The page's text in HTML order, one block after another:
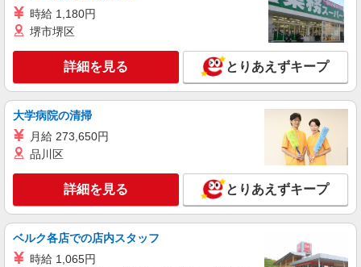
キープ 詳細を見る
algy イオンレイクタウンmori
子ども服販売スタッフ【1日7H・週3日／学生
歓迎】
時給1,350円 *入社日から3ヵ月は時給1,350円
*4ヵ月目以降：時給1,170円 試用期間あり（期間
中も同時給） 交通費別途支給（月4万円まで） ＜
月収例＞ 時給1,350円×実働7時間30分勤務×月12
日＝121,500円
埼玉県越谷市レイクタウン3丁目1-1 イオンレ
キープ 詳細を見る
アルバイト パート
algy イオンレイクタウンmori
時給 1,180円
堺市堺区
詳細を見る とりあえずキープ
大学病院の清掃
月給 273,650円
品川区
詳細を見る とりあえずキープ
ベルク各店での店内スタッフ
時給 1,065円